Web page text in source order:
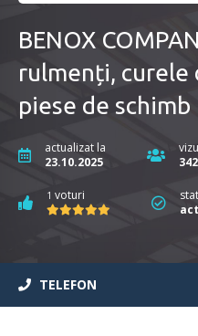
BENOX
rulmenți, curele
piese de schimb
actualizat la
23.10.2025
1 voturi
TELEFON